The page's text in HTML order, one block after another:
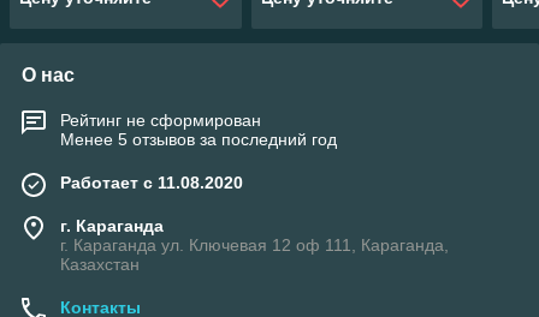
О нас
Рейтинг не сформирован
Менее 5 отзывов за последний год
Работает с 11.08.2020
г. Караганда
г. Караганда ул. Ключевая 12 оф 111, Караганда,
Казахстан
Контакты